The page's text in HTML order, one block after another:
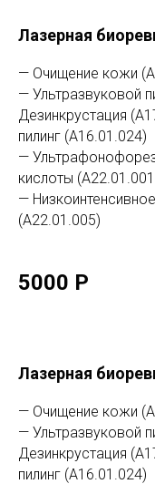
Лазерная
— Очищение кожи
— Ультразвуковой
Дезинкрустация
пилинг (А16.01.024)
—
кислоты
—
(А22.01.005)
5000 Р
Лазерная
— Очищение кожи
— Ультразвуковой
Дезинкрустация
пилинг (А16.01.024)